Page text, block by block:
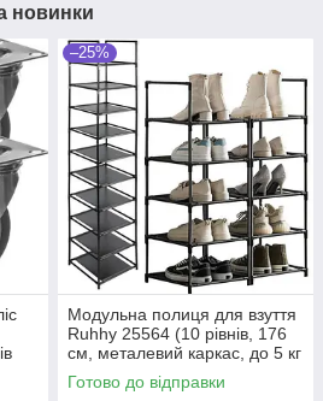
новинки
–25%
Модульна полиця для взуття
Ruhhy 25564 (10 рівнів, 176
см, металевий каркас, до 5 кг
на полицю)
Готово до відправки